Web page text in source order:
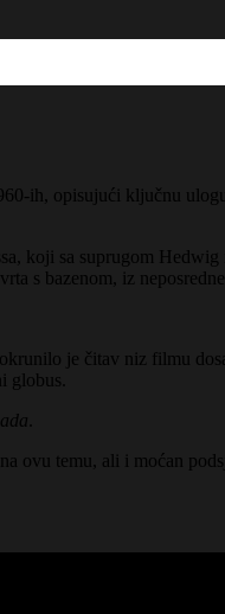
ih, opisujući ključnu
koji sa suprugom
s bazenom, iz
je čitav niz filmu
globus.
ovu temu, ali i moćan